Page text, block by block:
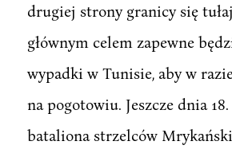
drugiej strony granicy się
głównym celem zapewne
wypadki w Tunisie, aby w
na pogotowiu. Jeszcze dnia 18.
bataliona strzelców